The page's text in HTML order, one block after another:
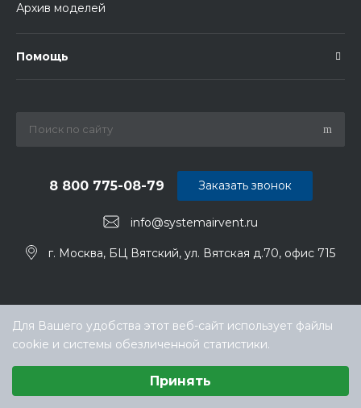
Архив моделей
Помощь
info@systemairvent.ru
8 800 775-08-79
г. Москва, БЦ Вятский, ул. Вятская д.70, офис 715
Заказать звонок
Для Вашего удобства этот веб-сайт использует файлы
cookie и системы обезличенной статистики.
Принять